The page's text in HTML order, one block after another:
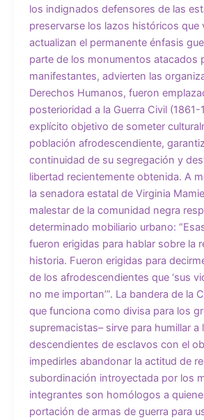
los indignados defensores de las
preservarse los lazos históricos que
actualizan el permanente énfasis
parte de los monumentos atacados
manifestantes, advierten las
Derechos Humanos, fueron
posterioridad a la Guerra Civil
explícito objetivo de someter
población afrodescendiente,
continuidad de su segregación y
libertad recientemente obtenida. A
la senadora estatal de Virginia
malestar de la comunidad negra
determinado mobiliario urbano:
fueron erigidas para hablar sobre la
historia. Fueron erigidas para
de los afrodescendientes que ‘sus
no me importan’”. La bandera de la
que funciona como divisa para los
supremacistas– sirve para humillar a
descendientes de esclavos con el
impedirles abandonar la actitud de
subordinación introyectada por los
integrantes son homólogos a
portación de armas de guerra para